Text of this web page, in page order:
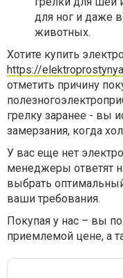
для ног и даже
животных.
Хотите купить
https://
отметить причину
грелку заранее - вы
замерзания, когда
У вас еще нет
менеджеры ответят
выбрать
ваши требования.
Покупая у нас – вы
приемлемой цене, а